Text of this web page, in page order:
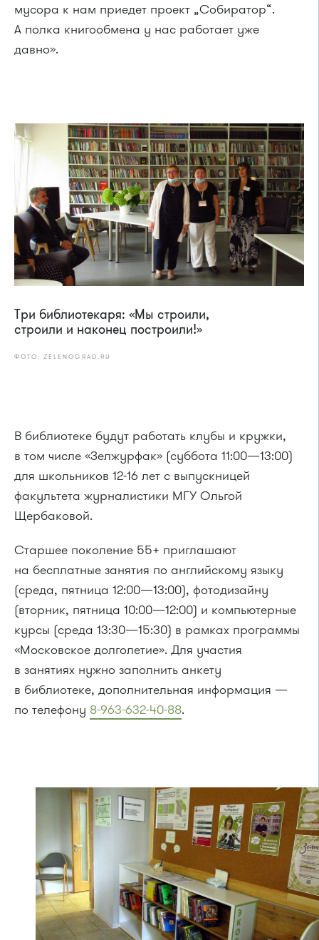
мусора к нам приедет проект „Собиратор“.
А полка книгообмена у нас работает уже
давно».
Три библиотекаря: «Мы строили,
строили и наконец построили!»
ФОТО: ZELENOGRAD.RU
В библиотеке будут работать клубы и кружки,
в том числе «Зелжурфак» (суббота 11:00—13:00)
для школьников 12-16 лет с выпускницей
факультета журналистики МГУ Ольгой
Щербаковой.
Старшее поколение 55+ приглашают
на бесплатные занятия по английскому языку
(среда, пятница 12:00—13:00), фотодизайну
(вторник, пятница 10:00—12:00) и компьютерные
курсы (среда 13:30—15:30) в рамках программы
«Московское долголетие». Для участия
в занятиях нужно заполнить анкету
в библиотеке, дополнительная информация —
по телефону 8-963-632-40-88.